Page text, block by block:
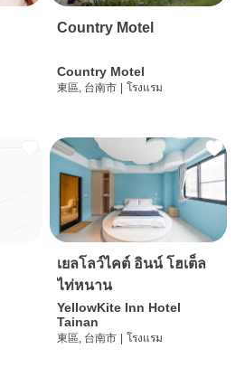
Country Motel
Country Motel
東區, 台南市 | โรงแรม
เยลโลว์ไคต์ อินน์ โฮเต็ล
ไท่หนาน
YellowKite Inn Hotel
Tainan
東區, 台南市 | โรงแรม